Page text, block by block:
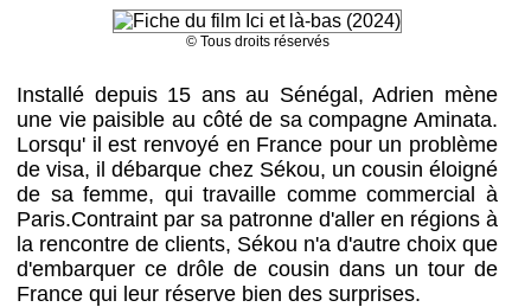
© Tous droits réservés
Installé depuis 15 ans au Sénégal, Adrien mène
une vie paisible au côté de sa compagne Aminata.
Lorsqu' il est renvoyé en France pour un problème
de visa, il débarque chez Sékou, un cousin éloigné
de sa femme, qui travaille comme commercial à
Paris.Contraint par sa patronne d'aller en régions à
la rencontre de clients, Sékou n'a d'autre choix que
d'embarquer ce drôle de cousin dans un tour de
France qui leur réserve bien des surprises.